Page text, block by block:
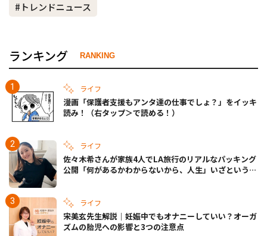
#トレンドニュース
ランキング RANKING
ライフ
漫画「保護者支援もアンタ達の仕事でしょ？」をイッキ
読み！（右タップ＞で読める！）
ライフ
佐々木希さんが家族4人でLA旅行のリアルなパッキング
公開「何があるかわからないから、人生」いざというと
ライフ
宋美玄先生解説｜妊娠中でもオナニーしていい？オーガ
ズムの胎児への影響と3つの注意点